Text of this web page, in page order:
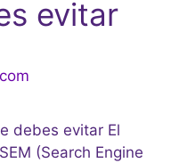
evitar
debes evitar El
(Search Engine